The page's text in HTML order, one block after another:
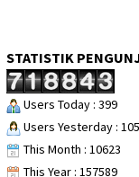
STATISTIK
Users Today : 399
Users Yesterday :
This Month : 10623
This Year : 157589